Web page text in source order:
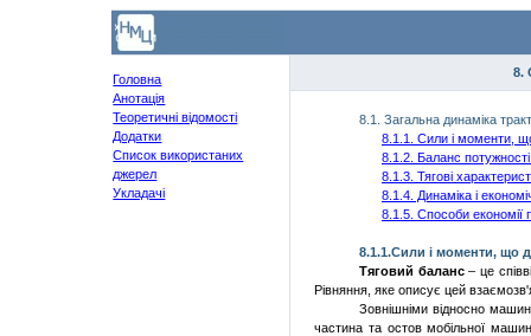
Головна
Анотація
Теоретичні відомості
Додатки
Список використаних
джерел
Укладачі
8.
8.1. Загальна динаміка
8.1.1. Сили і моменти, що
8.1.2. Баланс
8.1.3. Тягові
8.1.4. Динаміка і
8.1.5. Способи економії
8.1.1.Сили і моменти, що
Тяговий баланс– це
Рівняння, яке описує цей
Зовнішніми відносно
частина та остов мобільної